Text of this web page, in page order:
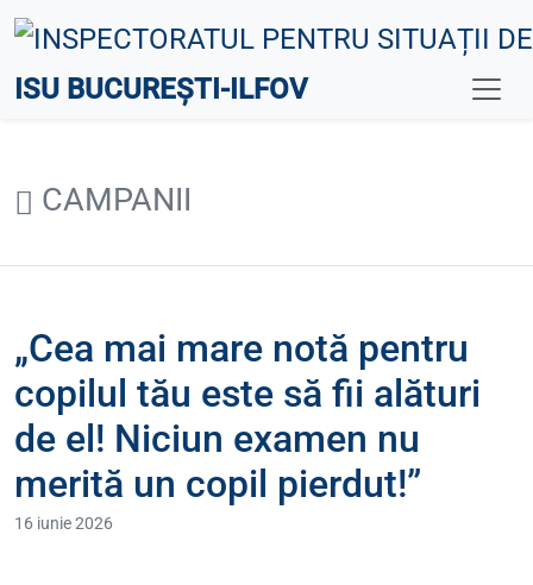
ISU BUCUREȘTI-ILFOV
CAMPANII
„Cea mai mare notă pentru
copilul tău este să fii alături
de el! Niciun examen nu
merită un copil pierdut!”
16 iunie 2026